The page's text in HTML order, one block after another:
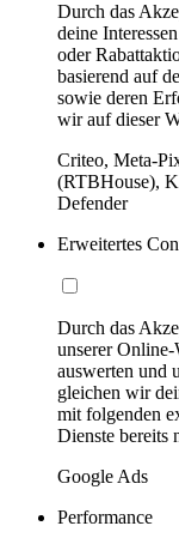
Durch das
deine
oder
basierend auf
sowie deren
wir auf dieser
Criteo, Meta-
(RTBHouse),
Defender
Erweitertes
Durch das
unserer Online-
auswerten und
gleichen wir
mit folgenden
Dienste bereits
Google Ads
Performance